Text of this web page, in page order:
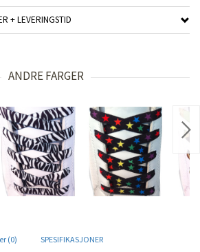
+ LEVERINGSTID
ANDRE FARGER
(0) SPESIFIKASJONER